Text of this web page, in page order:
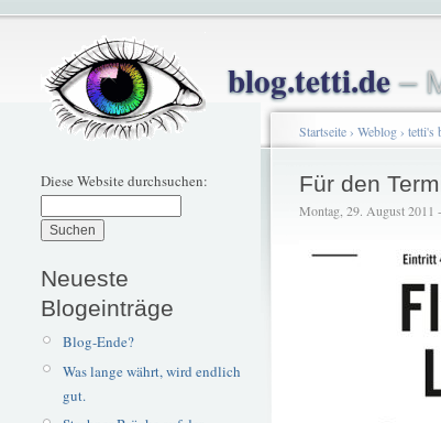
blog.tetti.de–
Diese Website durchsuchen:
Neueste
Blogeinträge
Blog-Ende?
Was lange währt, wird endlich
gut.
Startseite› Weblog› tetti's
Für den
Montag, 29. August 2011